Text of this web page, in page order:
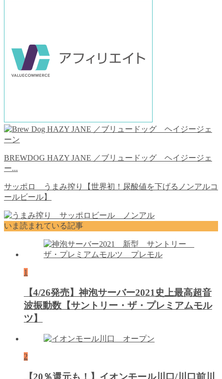
BREWDOG HAZY JANE ／ブリュードッグ ヘイジージェ
ー...
サッポロ うまみ搾り【世界初！尿酸値を下げるノンアルコ
ールビール】
いま読まれている記事
1
【4/26発売】神泡サーバー2021史上最高超音
波振動数【サントリー・ザ・プレミアムモル
ツ】
2
【20％還元も！】イオンモール川口/川口前川